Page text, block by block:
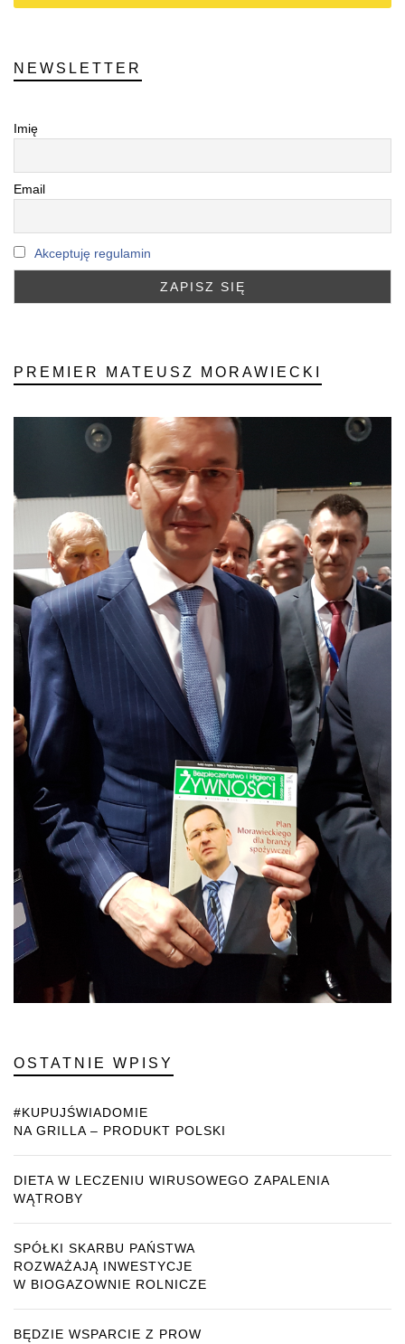
NEWSLETTER
Imię
Email
Akceptuję regulamin
PREMIER MATEUSZ MORAWIECKI
OSTATNIE WPISY
#KUPUJŚWIADOMIE
NA GRILLA – PRODUKT POLSKI
DIETA W LECZENIU WIRUSOWEGO ZAPALENIA
WĄTROBY
SPÓŁKI SKARBU PAŃSTWA
ROZWAŻAJĄ INWESTYCJE
W BIOGAZOWNIE ROLNICZE
BĘDZIE WSPARCIE Z PROW